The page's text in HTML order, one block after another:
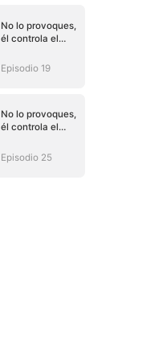
No lo provoques,
él controla el
Episodio 19
No lo provoques,
él controla el
Episodio 25